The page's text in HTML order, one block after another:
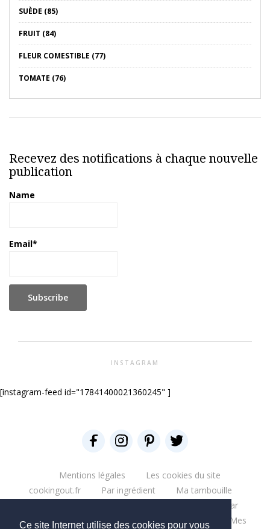
Ce site Internet utilise des cookies pour vous
SUÈDE (85)
FRUIT (84)
FLEUR COMESTIBLE (77)
TOMATE (76)
Recevez des notifications à chaque nouvelle
publication
Name
Email*
INSTAGRAM
[instagram-feed id="17841400021360245" ]
Mentions légales
Les cookies du site
cookingout.fr
Par ingrédient
Ma tambouille
Par
ingrédient
Mes aventures Bonne table Mes